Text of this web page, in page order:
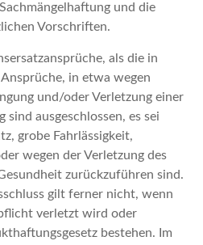
und die
Vorschriften.
als die in
in etwa wegen
und/oder Verletzung einer
ausgeschlossen, es sei
grobe Fahrlässigkeit,
wegen der Verletzung des
zurückzuführen sind.
gilt ferner nicht, wenn
verletzt wird oder
bestehen. Im